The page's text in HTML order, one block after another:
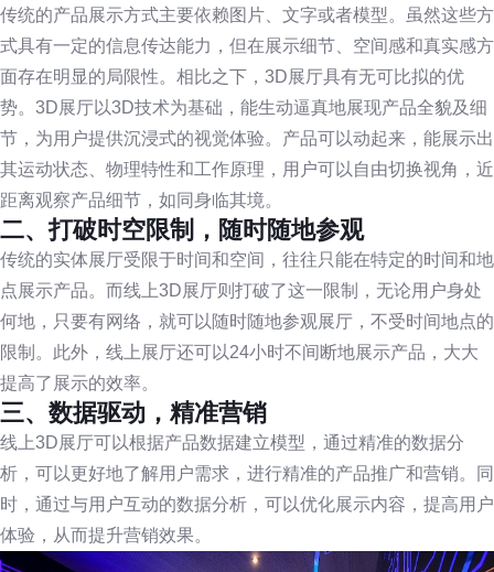
传统的产品展示方式主要依赖图片、文字或者模型。虽然这些方
式具有一定的信息传达能力，但在展示细节、空间感和真实感方
面存在明显的局限性。相比之下，3D展厅具有无可比拟的优
势。3D展厅以3D技术为基础，能生动逼真地展现产品全貌及细
节，为用户提供沉浸式的视觉体验。产品可以动起来，能展示出
其运动状态、物理特性和工作原理，用户可以自由切换视角，近
距离观察产品细节，如同身临其境。
二、打破时空限制，随时随地参观
传统的实体展厅受限于时间和空间，往往只能在特定的时间和地
点展示产品。而线上3D展厅则打破了这一限制，无论用户身处
何地，只要有网络，就可以随时随地参观展厅，不受时间地点的
限制。此外，线上展厅还可以24小时不间断地展示产品，大大
提高了展示的效率。
三、数据驱动，精准营销
线上3D展厅可以根据产品数据建立模型，通过精准的数据分
析，可以更好地了解用户需求，进行精准的产品推广和营销。同
时，通过与用户互动的数据分析，可以优化展示内容，提高用户
体验，从而提升营销效果。